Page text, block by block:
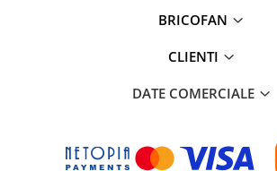
Masini de polisat
BRICOFAN
CLIENTI
DATE COMERCIALE